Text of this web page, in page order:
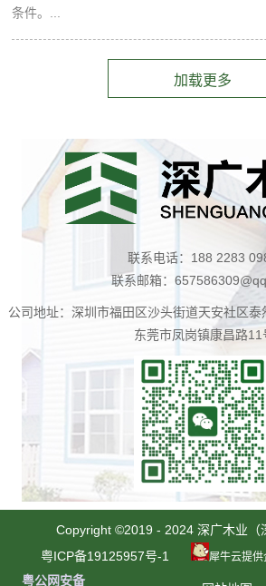
条件。...
联系电话：188 2283
联系邮箱：
公司地址：深圳市福田区沙头街道天安社区泰
东莞市凤岗镇康昌路11
Copyright ©2019 - 2024 深广木业（
粤ICP备19125957号-1
犀牛云提
粤公网安备